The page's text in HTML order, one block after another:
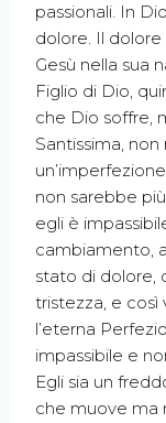
passionali. In
dolore. Il
Gesù nella sua
Figlio di Dio,
che Dio soffre,
Santissima, non
non sarebbe
egli è
cambiamento,
stato di dolore,
tristezza, e così
l’eterna
impassibile e
Egli sia un
che muove ma